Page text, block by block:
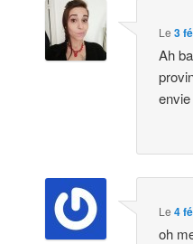
Le3
Ah
envie
Le4
oh